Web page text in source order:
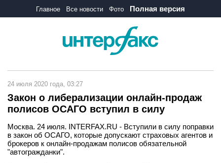
Главное Все новости Фото Полная версия
24 июля 2020 года, 03:27
Закон о либерализации онлайн-продаж
полисов ОСАГО вступил в силу
Москва. 24 июля. INTERFAX.RU - Вступили в силу поправки
в закон об ОСАГО, которые допускают страховых агентов и
брокеров к онлайн-продажам полисов обязательной
"автогражданки".